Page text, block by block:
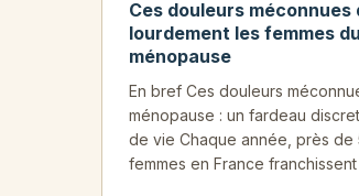
Ces douleurs
lourdement les femmes
ménopause
En bref Ces douleurs
ménopause : un fardeau
de vie Chaque année, près de
femmes en France